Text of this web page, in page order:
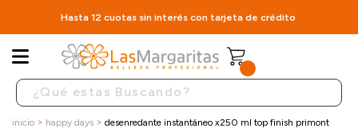
Hasta 12 cuotas sin interés con tarjeta de crédito
inicio happy days desenredante instantáneo x250 ml top finish primont